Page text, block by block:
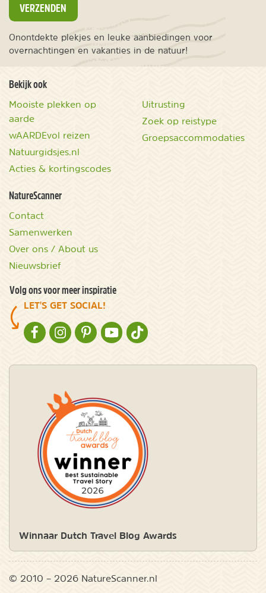
VERZENDEN
Onontdekte plekjes en leuke aanbiedingen voor
overnachtingen en vakanties in de natuur!
Bekijk ook
Mooiste plekken op
aarde
wAARDEvol reizen
Natuurgidsjes.nl
Acties & kortingscodes
Uitrusting
Zoek op reistype
Groepsaccommodaties
NatureScanner
Contact
Samenwerken
Over ons / About us
Nieuwsbrief
Volg ons voor meer inspiratie
LET'S GET SOCIAL!
NATURESCANNER OP FACEBOOK
NATURESCANNER OP INSTAGRAM
NATURESCANNER OP PINTEREST
NATURESCANNER OP YOUTUBE
NATURESCANNER OP TIKTOK
Winnaar Dutch Travel Blog Awards
© 2010 – 2026 NatureScanner.nl